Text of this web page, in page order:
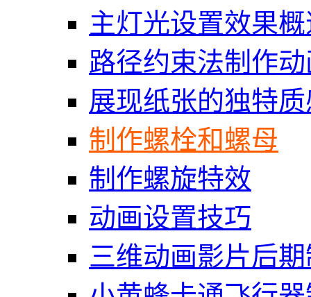
主灯光设置效果
路径约束法制作
展现纸张的独特
制作螺栓和螺母
制作螺旋特效
动画设置技巧
三维动画影片后